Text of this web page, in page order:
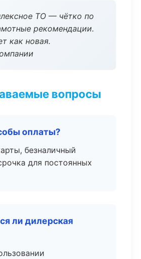
ТО — чётко по
рекомендации.
как новая.
вопросы
оплаты?
безналичный
для постоянных
ли дилерская